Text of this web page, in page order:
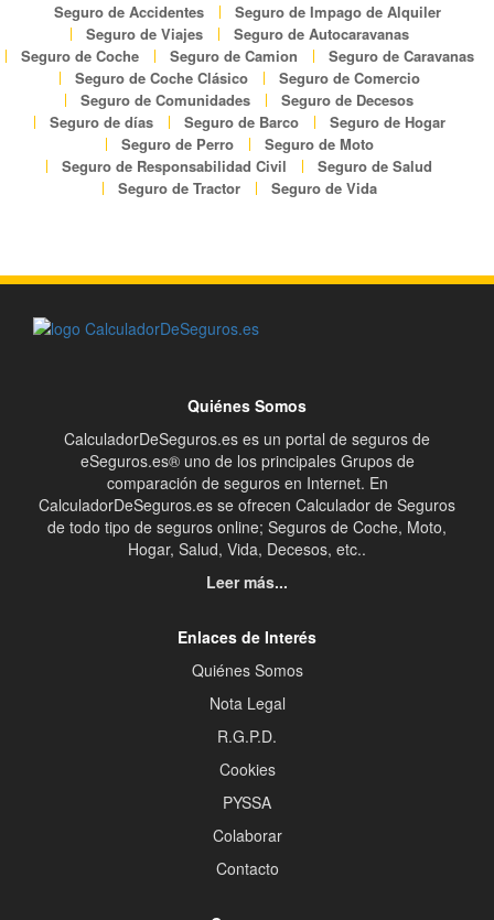
Seguro de Accidentes
Seguro de Impago de Alquiler
Seguro de Viajes
Seguro de Autocaravanas
Seguro de Coche
Seguro de Camion
Seguro de Caravanas
Seguro de Coche Clásico
Seguro de Comercio
Seguro de Comunidades
Seguro de Decesos
Seguro de días
Seguro de Barco
Seguro de Hogar
Seguro de Perro
Seguro de Moto
Seguro de Responsabilidad Civil
Seguro de Salud
Seguro de Tractor
Seguro de Vida
Quiénes Somos
CalculadorDeSeguros.es es un portal de seguros de
eSeguros.es® uno de los principales Grupos de
comparación de seguros en Internet. En
CalculadorDeSeguros.es se ofrecen Calculador de Seguros
de todo tipo de seguros online; Seguros de Coche, Moto,
Hogar, Salud, Vida, Decesos, etc..
Leer más...
Enlaces de Interés
Quiénes Somos
Nota Legal
R.G.P.D.
Cookies
PYSSA
Colaborar
Contacto